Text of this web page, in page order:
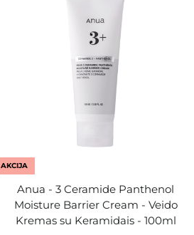
AKCIJA
Anua - 3 Ceramide Panthenol
Moisture Barrier Cream - Veido
Kremas su Keramidais - 100ml